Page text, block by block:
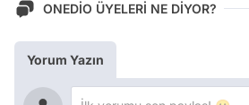
ONEDİO ÜYELERİ NE DİYOR?
Yorum Yazın